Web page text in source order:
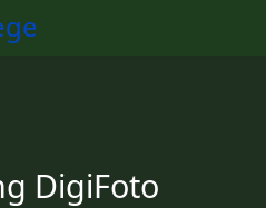
DigiFoto